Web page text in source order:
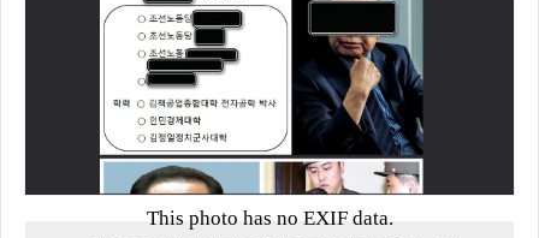
This photo has no EXIF data.